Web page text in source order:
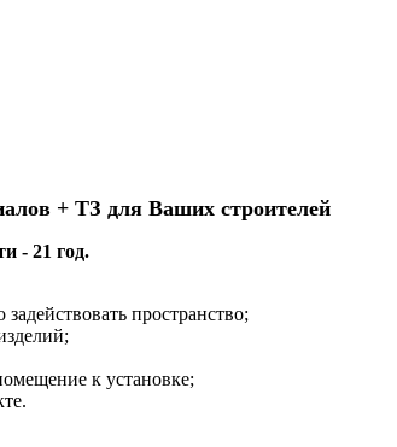
+ ТЗ для Ваших строителей
- 21 год.
пространство;
к установке;